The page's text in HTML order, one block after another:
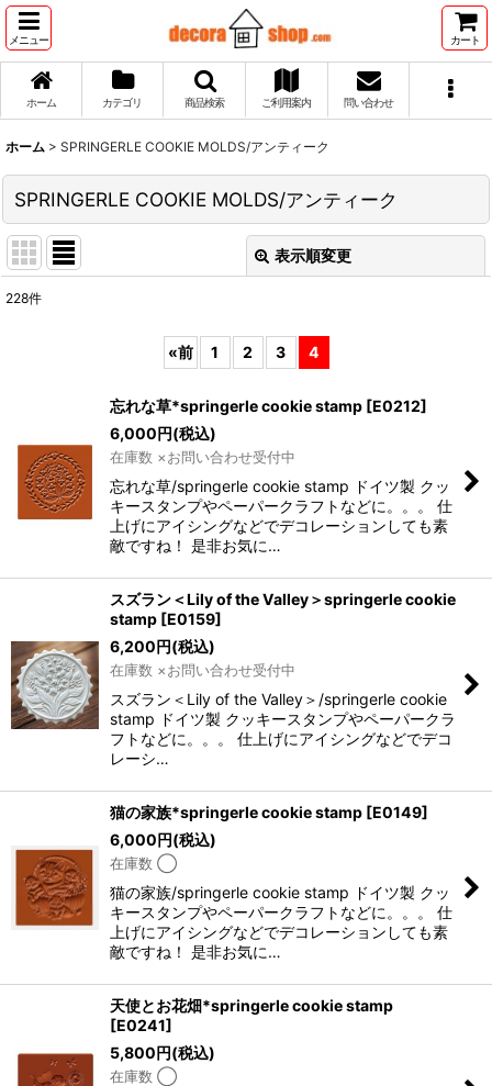
メニュー カート
ホーム カテゴリ 商品検索 ご利用案内 問い合わせ
ホーム > SPRINGERLE COOKIE MOLDS/アンティーク
SPRINGERLE COOKIE MOLDS/アンティーク
表示順変更
並び順:
絞り込む
228件
«前 1 2 3 4
忘れな草*springerle cookie stamp [E0212]
6,000円(税込)
在庫数 ×お問い合わせ受付中
忘れな草/springerle cookie stamp ドイツ製 クッ
キースタンプやペーパークラフトなどに。。。 仕
上げにアイシングなどでデコレーションしても素
敵ですね！ 是非お気に…
スズラン＜Lily of the Valley＞springerle cookie
stamp [E0159]
6,200円(税込)
在庫数 ×お問い合わせ受付中
スズラン＜Lily of the Valley＞/springerle cookie
stamp ドイツ製 クッキースタンプやペーパークラ
フトなどに。。。 仕上げにアイシングなどでデコ
レーシ…
猫の家族*springerle cookie stamp [E0149]
6,000円(税込)
在庫数 ◯
猫の家族/springerle cookie stamp ドイツ製 クッ
キースタンプやペーパークラフトなどに。。。 仕
上げにアイシングなどでデコレーションしても素
敵ですね！ 是非お気に…
天使とお花畑*springerle cookie stamp
[E0241]
5,800円(税込)
在庫数 ◯